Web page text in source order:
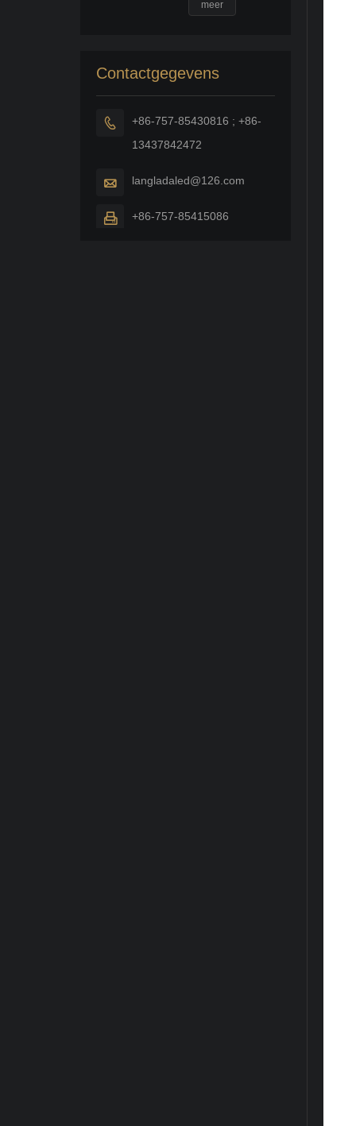
Downlight-
fitting met
meer
Contactgegevens

+86-757-85430816 ; +86-
13437842472
 langladaled@126.com
 +86-757-85415086